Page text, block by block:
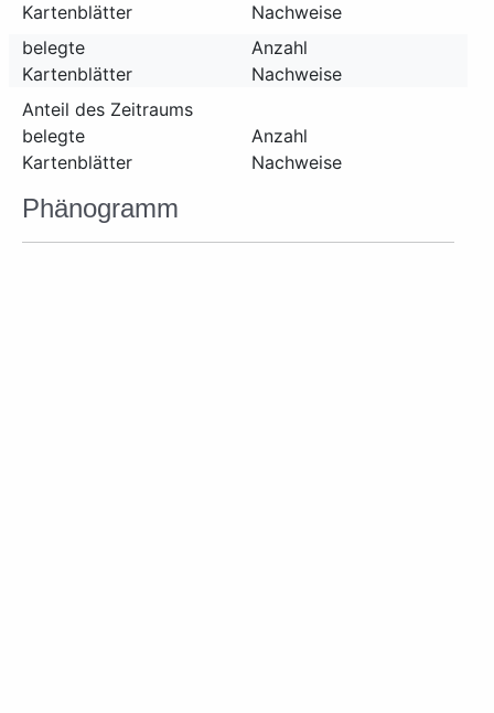
Kartenblätter
Nachweise
belegte
Kartenblätter
Anzahl
Nachweise
Anteil des Zeitraums
belegte
Kartenblätter
Anzahl
Nachweise
Phänogramm